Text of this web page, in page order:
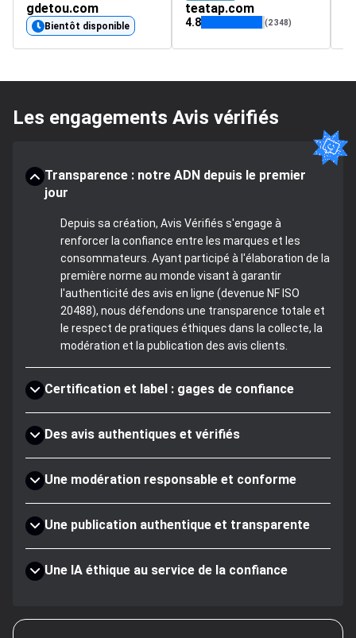
gdetou.com
Bientôt disponible
teatap.com
4.8 (2 348)
Les engagements Avis vérifiés
Transparence : notre ADN depuis le premier
jour
Depuis sa création, Avis Vérifiés s'engage à
renforcer la confiance entre les marques et les
consommateurs. Ayant participé à l'élaboration de la
première norme au monde visant à garantir
l'authenticité des avis en ligne (devenue NF ISO
20488), nous défendons une transparence totale et
le respect de pratiques éthiques dans la collecte, la
modération et la publication des avis clients.
Certification et label : gages de confiance
Des avis authentiques et vérifiés
Une modération responsable et conforme
Une publication authentique et transparente
Une IA éthique au service de la confiance